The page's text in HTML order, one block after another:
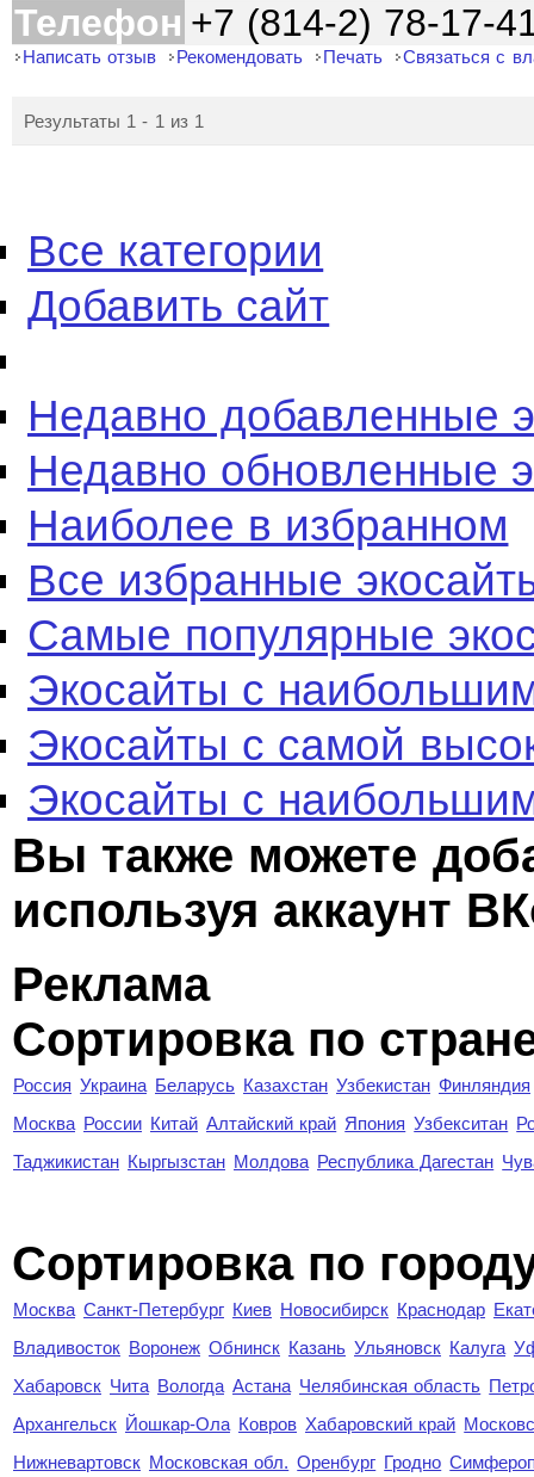
Телефон +7 (814-2) 78-17-
Написать отзыв Рекомендовать Печать Связаться с
Результаты 1 - 1 из 1
Все категории
Добавить сайт
Недавно добавленные
Недавно обновленные
Наиболее в избранном
Все избранные
Самые популярные
Экосайты с
Экосайты с самой
Экосайты с
Вы также можете
используя аккаунт
Реклама
Сортировка по
Россия Украина Беларусь Казахстан Узбекистан Финляндия
Москва России Китай Алтайский край Япония Узбекситан
Таджикистан Кыргызстан Молдова Республика Дагестан
Cортировка по
Москва Санкт-Петербург Киев Новосибирск Краснодар
Владивосток Воронеж Обнинск Казань Ульяновск Калуга
Хабаровск Чита Вологда Астана Челябинская область
Архангельск Йошкар-Ола Ковров Хабаровский край
Нижневартовск Московская обл. Оренбург Гродно